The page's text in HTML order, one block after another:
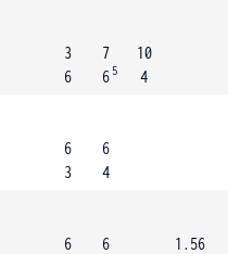
3
6
7
6 5
10
4
6
3
6
4
6
6
1.56